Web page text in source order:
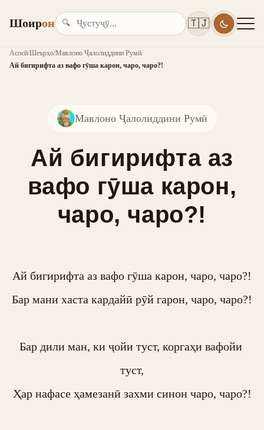
Шоирон 🔍 🇹🇯
Асосӣ/Шеърҳо/Мавлоно Ҷалолиддини Румӣ/
Ай бигирифта аз вафо гӯша карон, чаро, чаро?!
Мавлоно Ҷалолиддини Румӣ
Ай бигирифта аз
вафо гӯша карон,
чаро, чаро?!
Ай бигирифта аз вафо гӯша карон, чаро, чаро?!
Бар мани хаста кардайӣ рӯй гарон, чаро, чаро?!
Бар дили ман, ки ҷойи туст, коргаҳи вафойи
туст,
Ҳар нафасе ҳамезанӣ захми синон чаро, чаро?!